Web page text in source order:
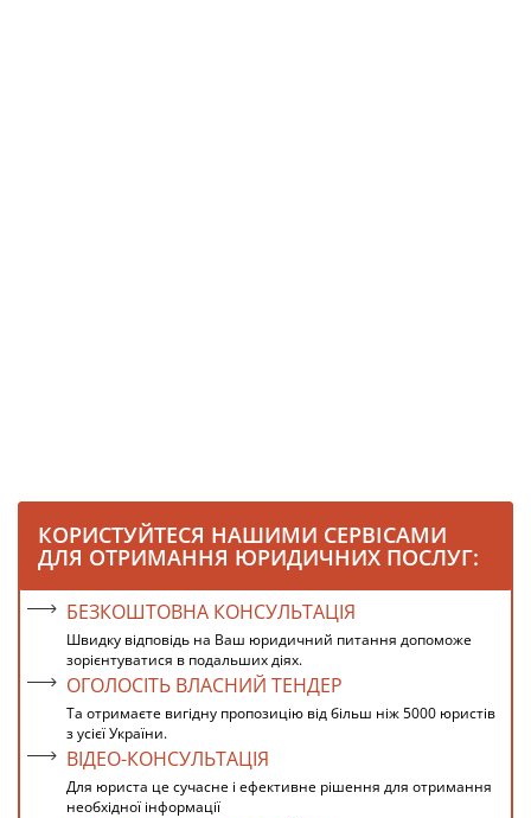
КОРИСТУЙТЕСЯ НАШИМИ СЕРВІСАМИ
ДЛЯ ОТРИМАННЯ ЮРИДИЧНИХ ПОСЛУГ:
БЕЗКОШТОВНА КОНСУЛЬТАЦІЯ
Швидку відповідь на Ваш юридичний питання допоможе
зорієнтуватися в подальших діях.
ОГОЛОСІТЬ ВЛАСНИЙ ТЕНДЕР
Та отримаєте вигідну пропозицію від більш ніж 5000 юристів
з усієї України.
ВІДЕО-КОНСУЛЬТАЦІЯ
Для юриста це сучасне і ефективне рішення для отримання
необхідної інформації